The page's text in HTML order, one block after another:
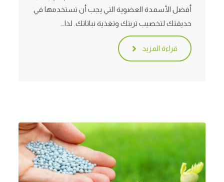
أفضل الأسمدة العضوية التي يجب أن تستخدمها في
حديقتك لتخصيب تربتك وتغذية نباتاتك. لذا…
قراءة المزيد